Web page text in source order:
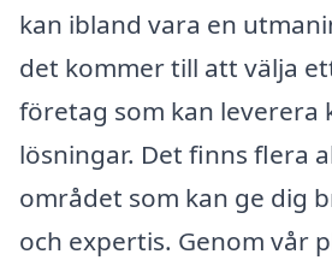
kan ibland vara en
det kommer till att välja
företag som kan leverera
lösningar. Det finns flera
området som kan ge dig
och expertis. Genom vår